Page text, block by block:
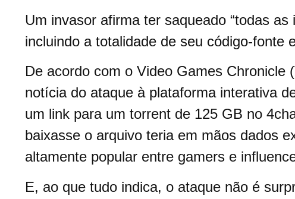
Um invasor afirma ter saqueado “todas
incluindo a totalidade de seu código-fonte
De acordo com o Video Games
notícia do ataque à plataforma interativa
um link para um torrent de 125 GB no
baixasse o arquivo teria em mãos dados
altamente popular entre gamers e
E, ao que tudo indica, o ataque não é